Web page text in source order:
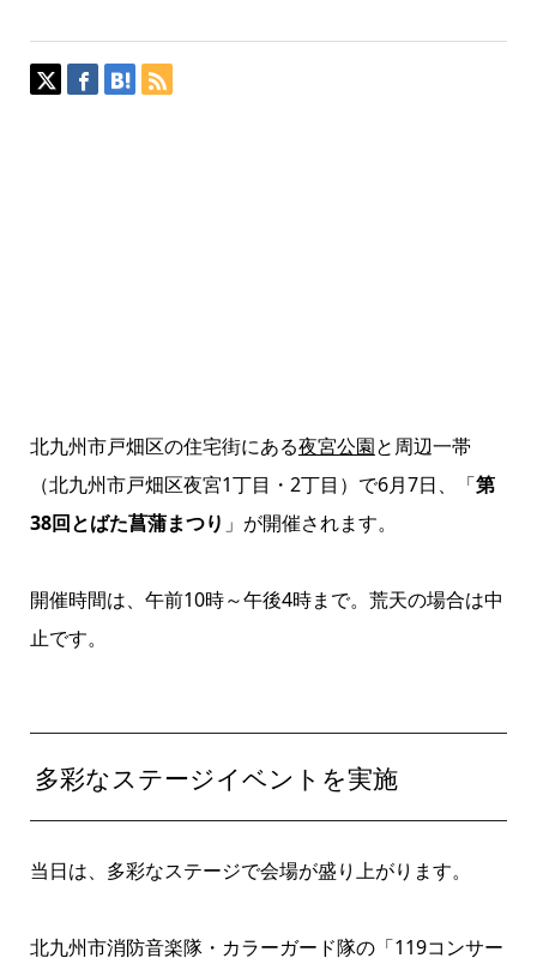
北九州市戸畑区の住宅街にある夜宮公園と周辺一帯
（北九州市戸畑区夜宮1丁目・2丁目）で6月7日、「第
38回とばた菖蒲まつり 」が開催されます。
開催時間は、午前10時～午後4時まで。荒天の場合は中
止です。
多彩なステージイベントを実施
当日は、多彩なステージで会場が盛り上がります。
北九州市消防音楽隊・カラーガード隊の「119コンサー